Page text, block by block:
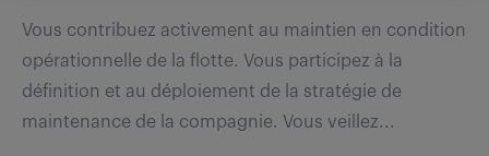
Vous contribuez activement au maintien en condition
opérationnelle de la flotte. Vous participez à la
définition et au déploiement de la stratégie de
maintenance de la compagnie. Vous veillez...